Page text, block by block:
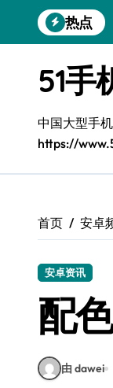
到
热点
51手
中国大型手
https://
首页 安卓
安卓资讯
配
由 dawei